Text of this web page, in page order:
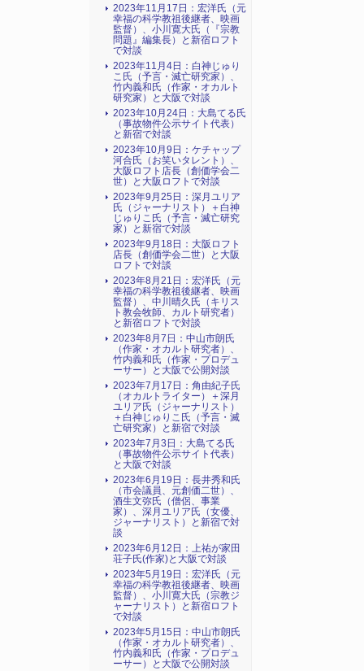
2023年11月17日：宏洋氏（元
幸福の科学教祖後継者、映画
監督）、小川寛大氏（『宗教
問題』編集長）と新宿ロフト
で対談
2023年11月4日：白神じゅり
こ氏（予言・滅亡研究家）、
竹内義和氏（作家・オカルト
研究家）と大阪で対談
2023年10月24日：大島てる氏
（事故物件公示サイト代表）
と新宿で対談
2023年10月9日：ケチャップ
河合氏（お笑いタレント）、
大阪ロフト店長（創価学会二
世）と大阪ロフトで対談
2023年9月25日：深月ユリア
氏（ジャーナリスト）＋白神
じゅりこ氏（予言・滅亡研究
家）と新宿で対談
2023年9月18日：大阪ロフト
店長（創価学会二世）と大阪
ロフトで対談
2023年8月21日：宏洋氏（元
幸福の科学教祖後継者、映画
監督）、中川晴久氏（キリス
ト教会牧師、カルト研究者）
と新宿ロフトで対談
2023年8月7日：中山市朗氏
（作家・オカルト研究者）、
竹内義和氏（作家・プロデュ
ーサー）と大阪で公開対談
2023年7月17日：角由紀子氏
（オカルトライター）＋深月
ユリア氏（ジャーナリスト）
＋白神じゅりこ氏（予言・滅
亡研究家）と新宿で対談
2023年7月3日：大島てる氏
（事故物件公示サイト代表）
と大阪で対談
2023年6月19日：長井秀和氏
（市会議員、元創価二世）、
酒生文弥氏（僧侶、事業
家）、深月ユリア氏（女優、
ジャーナリスト）と新宿で対
談
2023年6月12日：上祐が家田
荘子氏(作家)と大阪で対談
2023年5月19日：宏洋氏（元
幸福の科学教祖後継者、映画
監督）、小川寛大氏（宗教ジ
ャーナリスト）と新宿ロフト
で対談
2023年5月15日：中山市朗氏
（作家・オカルト研究者）、
竹内義和氏（作家・プロデュ
ーサー）と大阪で公開対談